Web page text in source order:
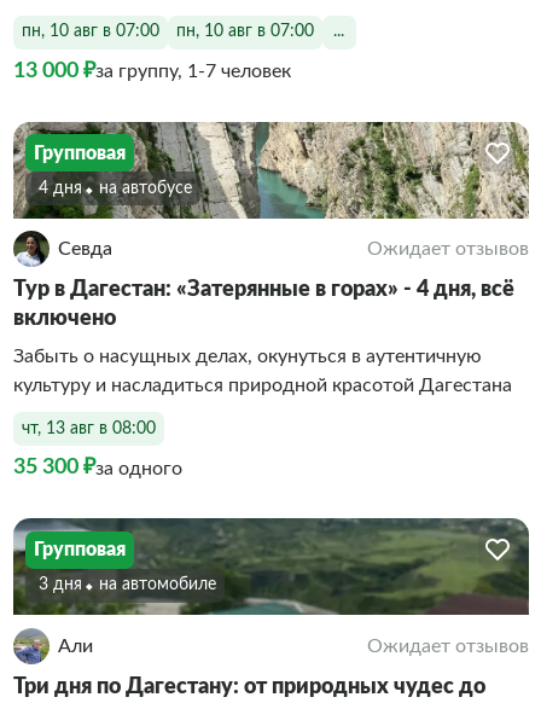
пн, 10 авг в 07:00 пн, 10 авг в 07:00 ...
13 000 ₽за группу, 1-7 человек
Групповая
4 дня На автобусе
Севда Ожидает отзывов
Тур в Дагестан: «Затерянные в горах» - 4 дня, всё
включено
Забыть о насущных делах, окунуться в аутентичную
культуру и насладиться природной красотой Дагестана
чт, 13 авг в 08:00
35 300 ₽за одного
Групповая
3 дня На автомобиле
Али Ожидает отзывов
Три дня по Дагестану: от природных чудес до